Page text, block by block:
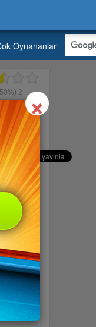
Oynananlar
2 ×Close